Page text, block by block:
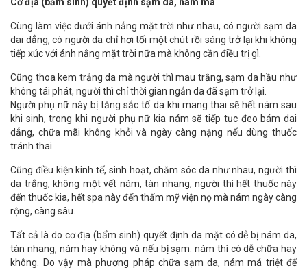
Cùng làm việc dưới ánh nắng mặt trời như nhau, có người sạm da
dai dẳng, có người da chỉ hơi tối một chút rồi sáng trở lại khi không
tiếp xúc với ánh nắng mặt trời nữa mà không cần điều trị gì.
Cũng thoa kem trắng da mà người thì mau trắng, sạm da hầu như
không tái phát, người thì chỉ thời gian ngắn da đã sạm trở lại.
Người phụ nữ này bị tăng sắc tố da khi mang thai sẽ hết nám sau
khi sinh, trong khi người phụ nữ kia nám sẽ tiếp tục đeo bám dai
dẳng, chữa mãi không khỏi và ngày càng nặng nếu dùng thuốc
tránh thai.
Cũng điều kiện kinh tế, sinh hoạt, chăm sóc da như nhau, người thì
da trắng, không một vết nám, tàn nhang, người thì hết thuốc này
đến thuốc kia, hết spa này đến thẩm mỹ viện nọ mà nám ngày càng
rộng, càng sâu.
Tất cả là do cơ địa (bẩm sinh) quyết định da mặt có dễ bị nám da,
tàn nhang, nám hay không và nếu bị sạm. nám thì có dễ chữa hay
không. Do vậy mà phương pháp chữa sạm da, nám má triệt để